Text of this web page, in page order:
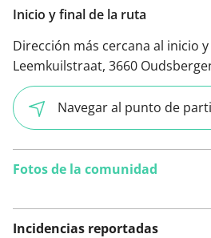
Inicio y final de la ruta
Dirección más cercana al inicio
Leemkuilstraat, 3660
Navegar al punto de
Fotos de la comunidad
Incidencias reportadas